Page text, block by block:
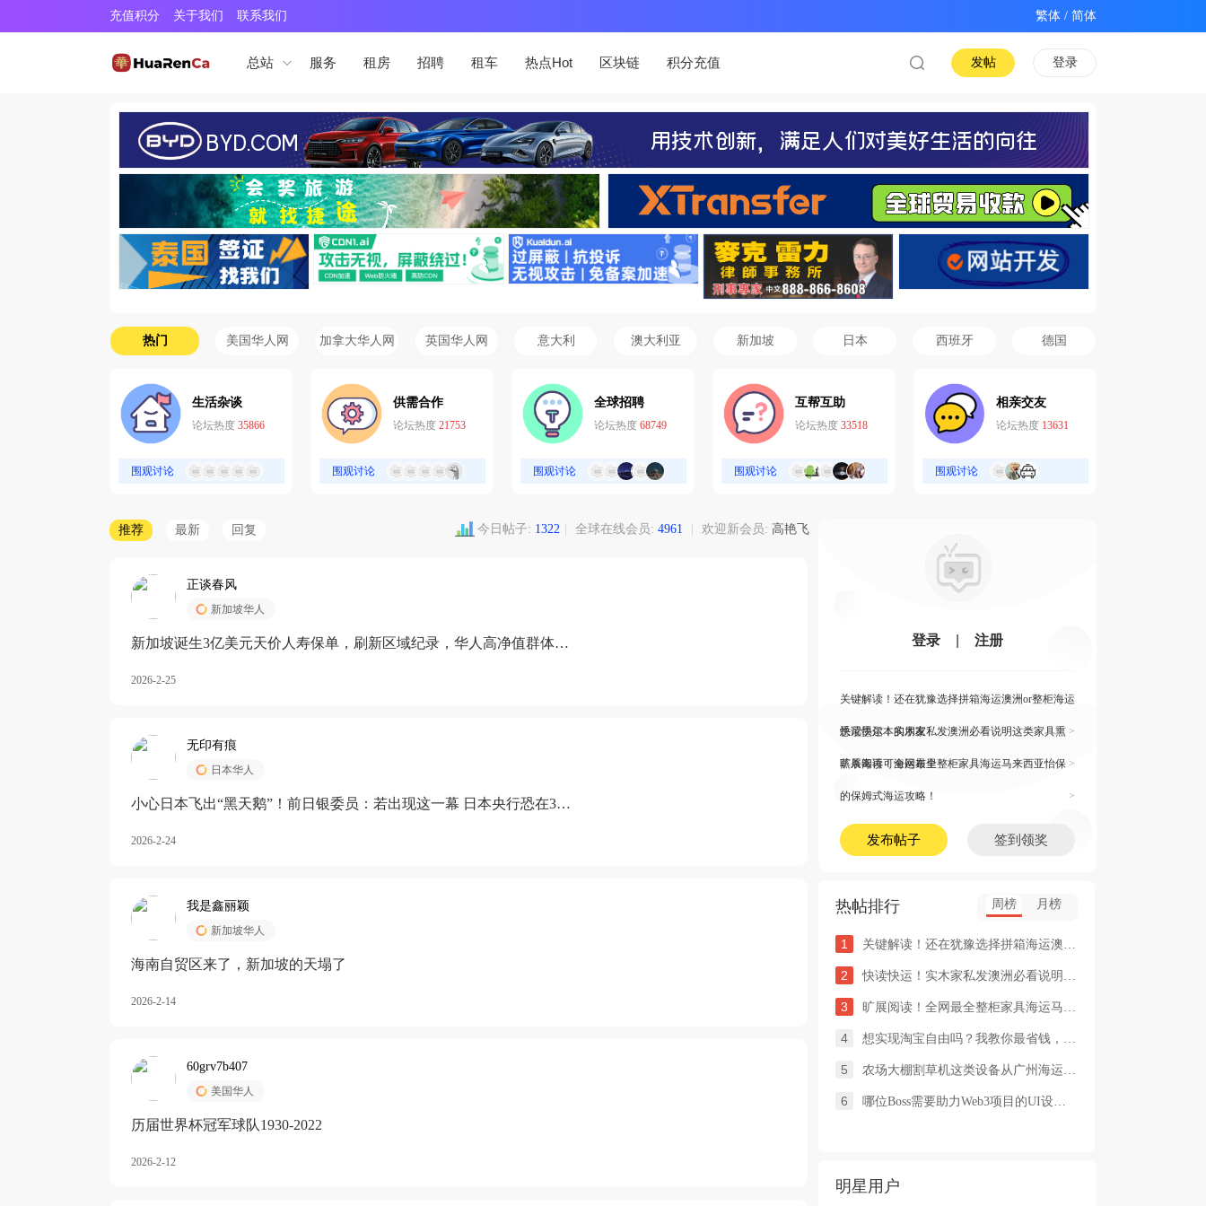
充值积分 关于我们 联系我们 /
总站 服务 租房 招聘 租车 热点Hot 区块链 积分充值 登录
发帖
热门 美国华人网 加拿大华人网 英国华人网 意大利 澳大利亚 新加坡 日本 西班牙 德国
生活杂谈
论坛热度 35866
围观讨论
供需合作
论坛热度 21753
围观讨论
全球招聘
论坛热度 68749
围观讨论
互帮互助
论坛热度 33518
围观讨论
相亲交友
论坛热度 13631
围观讨论
推荐 最新 回复 今日帖子: 1322 全球在线会员: 4961 欢迎新会员: 高艳飞
正谈春风
新加坡华人
新加坡诞生3亿美元天价人寿保单，刷新区域纪录，华人高净值群体成
2026-2-25
无印有痕
日本华人
小心日本飞出“黑天鹅”！前日银委员：若出现这一幕 日本央行恐在3月
2026-2-24
我是鑫丽颖
新加坡华人
海南自贸区来了，新加坡的天塌了
2026-2-14
60grv7b407
美国华人
历届世界杯冠军球队1930-2022
2026-2-12
登录 注册
关键解读！还在犹豫选择拼箱海运澳洲or整柜海运
悉尼墨尔本的朋友 >
快读快运！实木家私发澳洲必看说明这类家具熏
蒸杀毒再可海运布里 >
旷展阅读！全网最全整柜家具海运马来西亚怡保
的保姆式海运攻略！ >
发布帖子 签到领奖
热帖排行 周榜 月榜
1 关键解读！还在犹豫选择拼箱海运澳洲or整柜海运悉尼墨尔本的朋友
2 快读快运！实木家私发澳洲必看说明这类家具熏蒸杀毒再可海运布里
3 旷展阅读！全网最全整柜家具海运马来西亚怡保的保姆式海运攻略！
4 想实现淘宝自由吗？我教你最省钱，最方便的方法
5 农场大棚割草机这类设备从广州海运到澳洲堪培拉过海关需要提供什
6 哪位Boss需要助力Web3项目的UI设计，或qian
明星用户